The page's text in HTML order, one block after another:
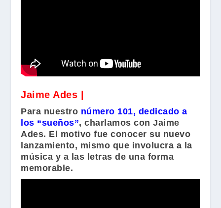
Jaime Ades |
Para nuestro número 101, dedicado a
los “sueños”, charlamos conJaime
Ades. El motivo fue conocer su nuevo
lanzamiento, mismo que involucra a la
música y a las letras de una forma
memorable.